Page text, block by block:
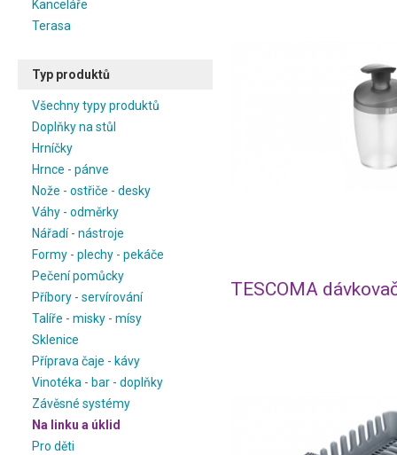
Kanceláře
Terasa
Typ produktů
Všechny typy produktů
Doplňky na stůl
Hrníčky
Hrnce - pánve
Nože - ostřiče - desky
Váhy - odměrky
Nářadí - nástroje
Formy - plechy - pekáče
Pečení pomůcky
Příbory - servírování
Talíře - misky - mísy
Sklenice
Příprava čaje - kávy
Vinotéka - bar - doplňky
Závěsné systémy
Na linku a úklid
Pro děti